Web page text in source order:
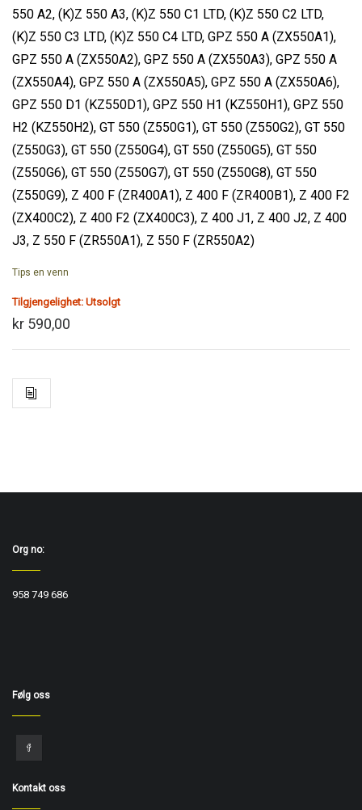
550 A2, (K)Z 550 A3, (K)Z 550 C1 LTD, (K)Z 550 C2 LTD,
(K)Z 550 C3 LTD, (K)Z 550 C4 LTD, GPZ 550 A (ZX550A1),
GPZ 550 A (ZX550A2), GPZ 550 A (ZX550A3), GPZ 550 A
(ZX550A4), GPZ 550 A (ZX550A5), GPZ 550 A (ZX550A6),
GPZ 550 D1 (KZ550D1), GPZ 550 H1 (KZ550H1), GPZ 550
H2 (KZ550H2), GT 550 (Z550G1), GT 550 (Z550G2), GT 550
(Z550G3), GT 550 (Z550G4), GT 550 (Z550G5), GT 550
(Z550G6), GT 550 (Z550G7), GT 550 (Z550G8), GT 550
(Z550G9), Z 400 F (ZR400A1), Z 400 F (ZR400B1), Z 400 F2
(ZX400C2), Z 400 F2 (ZX400C3), Z 400 J1, Z 400 J2, Z 400
J3, Z 550 F (ZR550A1), Z 550 F (ZR550A2)
Tips en venn
Tilgjengelighet: Utsolgt
kr 590,00
Org no:
958 749 686
Følg oss
Kontakt oss